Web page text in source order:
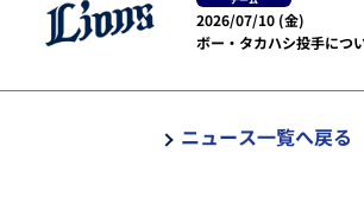
2026/07/10 (金)
ボー・タカハシ投手につ
ニュース一覧へ戻る